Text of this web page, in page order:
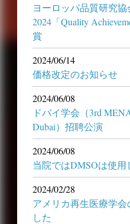
ヨーロッパ品質研究協
2024「Quality
賞
2024/06/14
価格改定のお知らせ
2024/06/08
ドバイ学会（3rd
Dubai）招聘公演
2024/06/08
当院ではDMSOは使用
2024/02/28
アメリカ再生医療学
した